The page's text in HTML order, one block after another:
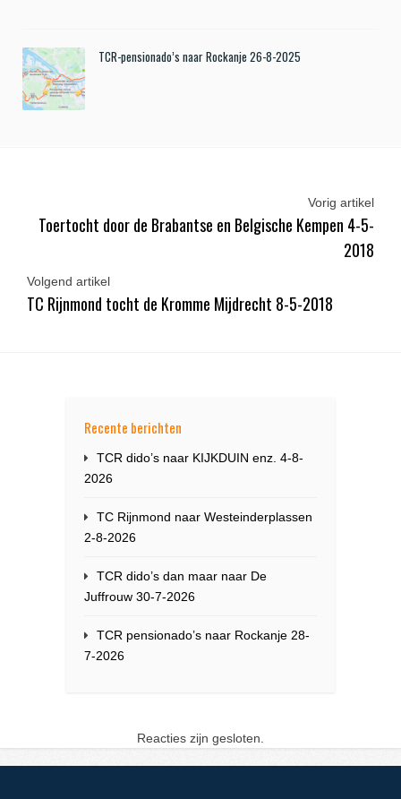
TCR-pensionado’s naar Rockanje 26-8-2025
Vorig artikel
Toertocht door de Brabantse en Belgische Kempen 4-5-
2018
Volgend artikel
TC Rijnmond tocht de Kromme Mijdrecht 8-5-2018
Recente berichten
TCR dido’s naar KIJKDUIN enz. 4-8-
2026
TC Rijnmond naar Westeinderplassen
2-8-2026
TCR dido’s dan maar naar De
Juffrouw 30-7-2026
TCR pensionado’s naar Rockanje 28-
7-2026
Reacties zijn gesloten.